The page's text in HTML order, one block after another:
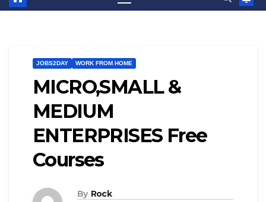
JOBS2DAY WORK FROM HOME
MICRO,SMALL &
MEDIUM
ENTERPRISES Free
Courses
By Rock